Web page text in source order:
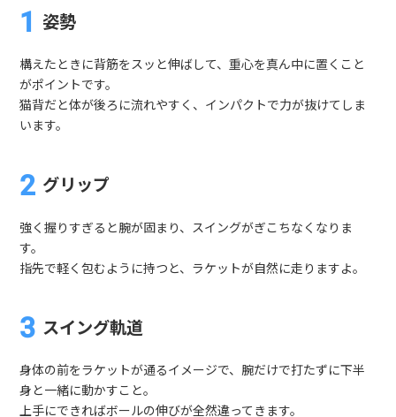
姿勢
構えたときに背筋をスッと伸ばして、重心を真ん中に置くこと
がポイントです。
猫背だと体が後ろに流れやすく、インパクトで力が抜けてしま
います。
グリップ
強く握りすぎると腕が固まり、スイングがぎこちなくなりま
す。
指先で軽く包むように持つと、ラケットが自然に走りますよ。
スイング軌道
身体の前をラケットが通るイメージで、腕だけで打たずに下半
身と一緒に動かすこと。
上手にできればボールの伸びが全然違ってきます。